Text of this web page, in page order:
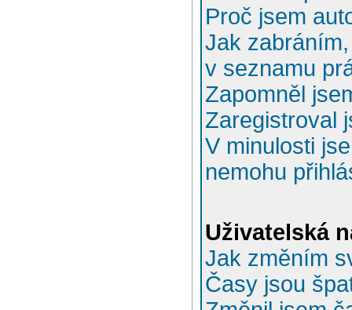
Proč jsem
Jak
v seznamu
Zapomněl
Zaregistroval
V minulosti
nemohu
Uživatelská
Jak změním
Časy jsou